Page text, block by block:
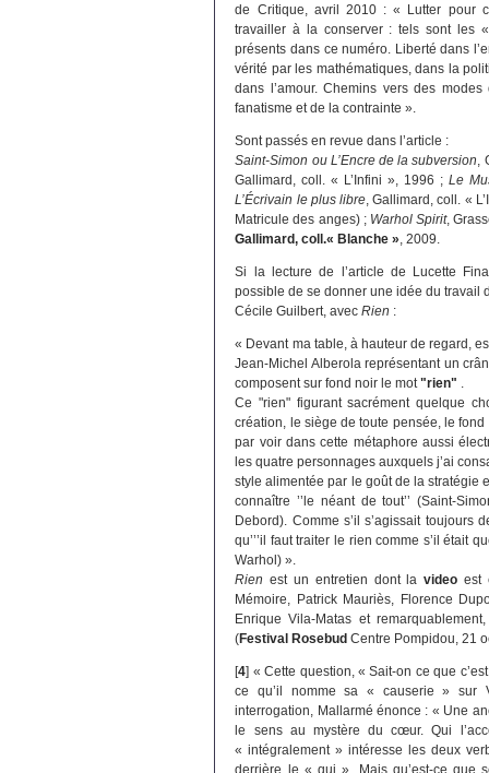
de Critique, avril 2010 : « Lutter pour
travailler à la conserver : tels sont les
présents dans ce numéro. Liberté dans
vérité par les mathématiques, dans la
dans l’amour. Chemins vers des
fanatisme et de la contrainte ».
Sont passés en revue dans l’article :
Saint-Simon ou L’Encre de la subversion,
Gallimard, coll. « L’Infini », 1996 ;Le
L’Écrivain le plus libre, Gallimard, coll. «
Matricule des anges) ; Warhol Spirit,
Gallimard, coll.« Blanche », 2009.
Si la lecture de l’article de Lucette
possible de se donner une idée du travail
Cécile Guilbert, avecRien :
« Devant ma table, à hauteur de regard,
Jean-Michel Alberola représentant un
composent sur fond noir le mot"rien" .
Ce "rien" figurant sacrément quelque
création, le siège de toute pensée, le
par voir dans cette métaphore aussi
les quatre personnages auxquels j’ai
style alimentée par le goût de la stratégie
connaître ’’le néant de tout’’ (Saint-
Debord). Comme s’il s’agissait toujours
qu’’’il faut traiter le rien comme s’il était
Warhol) ».
Rien est un entretien dont lavideo est
Mémoire, Patrick Mauriès, Florence
Enrique Vila-Matas et
(Festival Rosebud Centre Pompidou, 21
[4] « Cette question, « Sait-on ce que
ce qu’il nomme sa « causerie » sur
interrogation, Mallarmé énonce : « Une
le sens au mystère du cœur. Qui
« intégralement » intéresse les deux
derrière le « qui ». Mais qu’est-ce que